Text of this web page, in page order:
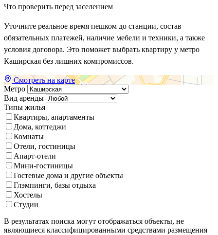
Что проверить перед заселением
Уточните реальное время пешком до станции, состав
обязательных платежей, наличие мебели и техники, а также
условия договора. Это поможет выбрать квартиру у метро
Каширская без лишних компромиссов.
Смотреть на карте
Метро
Вид аренды
Типы жилья
Квартиры, апартаменты
Дома, коттеджи
Комнаты
Отели, гостиницы
Апарт-отели
Мини-гостиницы
Гостевые дома и другие объекты
Глэмпинги, базы отдыха
Хостелы
Студии
В результатах поиска могут отображаться объекты, не
являющиеся классифицированными средствами размещения